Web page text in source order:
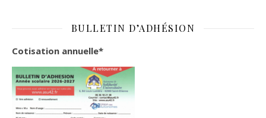
BULLETIN D’ADHÉSION
Cotisation annuelle*